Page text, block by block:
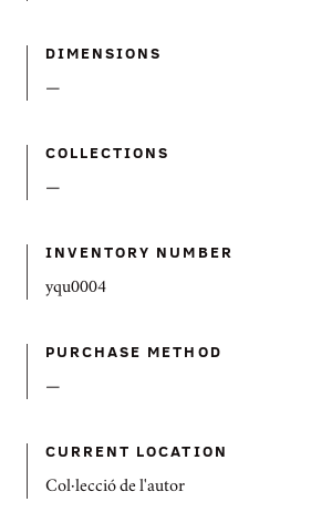
DIMENSIONS
—
COLLECTIONS
—
INVENTORY NUMBER
yqu0004
PURCHASE METHOD
—
CURRENT LOCATION
Col·lecció de l'autor